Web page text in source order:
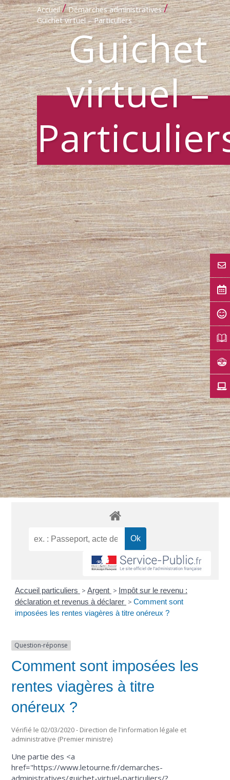
Accueil / Démarches administratives /
Guichet virtuel – Particuliers
Guichet
virtuel –
Accueil particuliers > Argent > Impôt sur le revenu :
déclaration et revenus à déclarer > Comment sont
imposées les rentes viagères à titre onéreux ?
Question-réponse
Comment sont imposées les
rentes viagères à titre
onéreux ?
Vérifié le 02/03/2020 - Direction de l'information légale et
administrative (Premier ministre)
Une partie des <a
href="https://www.letourne.fr/demarches-